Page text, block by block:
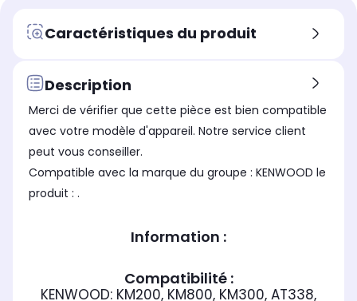
Caractéristiques du produit
Description
Merci de vérifier que cette pièce est bien compatible
avec votre modèle d'appareil. Notre service client
peut vous conseiller.
Compatible avec la marque du groupe : KENWOOD le
produit : .
Information :
Compatibilité :
KENWOOD: KM200, KM800, KM300, AT338,